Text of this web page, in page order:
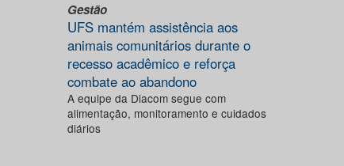
Gestão
UFS mantém assistência aos
animais comunitários durante o
recesso acadêmico e reforça
combate ao abandono
A equipe da Diacom segue com
alimentação, monitoramento e cuidados
diários